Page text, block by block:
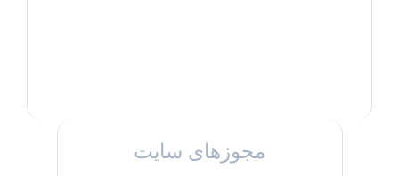
مجوزهای سایت